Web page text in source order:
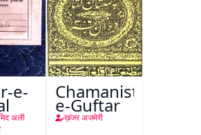
e-
अली
Chamanistan-
e-Guftar
ख़ंजर अजमेरी